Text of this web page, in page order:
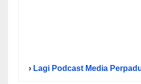
› Lagi Podcast Media